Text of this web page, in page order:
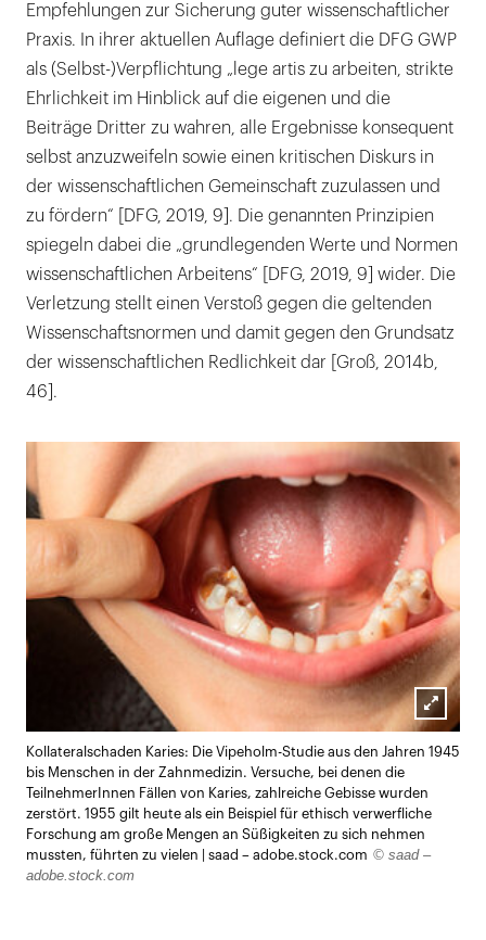
Empfehlungen zur Sicherung guter wissenschaftlicher
Praxis. In ihrer aktuellen Auflage definiert die DFG GWP
als (Selbst-)Verpflichtung „lege artis zu arbeiten, strikte
Ehrlichkeit im Hinblick auf die eigenen und die
Beiträge Dritter zu wahren, alle Ergebnisse konsequent
selbst anzuzweifeln sowie einen kritischen Diskurs in
der wissenschaftlichen Gemeinschaft zuzulassen und
zu fördern“ [DFG, 2019, 9]. Die genannten Prinzipien
spiegeln dabei die „grundlegenden Werte und Normen
wissenschaftlichen Arbeitens“ [DFG, 2019, 9] wider. Die
Verletzung stellt einen Verstoß gegen die geltenden
Wissenschaftsnormen und damit gegen den Grundsatz
der wissenschaftlichen Redlichkeit dar [Groß, 2014b,
46].
öffnen
Kollateralschaden Karies: Die Vipeholm-Studie aus den Jahren 1945
bis Menschen in der Zahnmedizin. Versuche, bei denen die
TeilnehmerInnen Fällen von Karies, zahlreiche Gebisse wurden
zerstört. 1955 gilt heute als ein Beispiel für ethisch verwerfliche
Forschung am große Mengen an Süßigkeiten zu sich nehmen
mussten, führten zu vielen | saad – adobe.stock.com © saad –
adobe.stock.com